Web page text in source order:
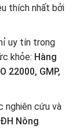
thích nhất bởi
uy tín trong
khỏe: Hàng
22000, GMP,
nghiên cứu và
ĐH Nông